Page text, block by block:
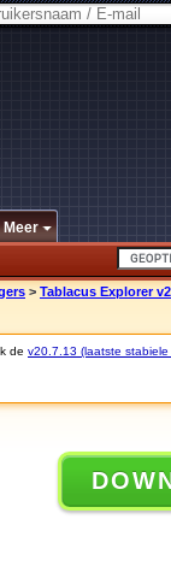
Meer
> Tablacus Explorer
de v20.7.13 (laatste stabiele